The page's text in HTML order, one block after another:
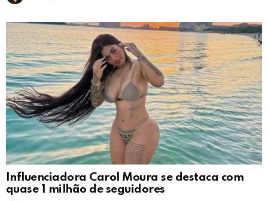
Influenciadora Carol Moura se destaca com
quase 1 milhão de seguidores